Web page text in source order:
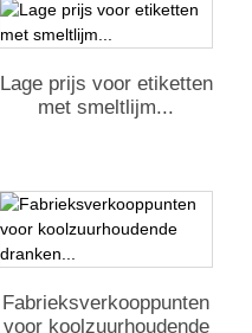
Lage prijs voor etiketten
met smeltlijm...
Fabrieksverkooppunten
voor koolzuurhoudende